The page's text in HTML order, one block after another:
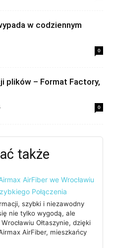
w codziennym
0
plików – Format Factory,
0
także
AirFiber we Wrocławiu
Połączenia
szybki i niezawodny
nie tylko wygodą, ale
Ołtaszynie, dzięki
AirFiber, mieszkańcy